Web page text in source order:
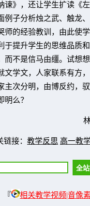
谏》，还让学生扩读《
例子分析烛之武、触龙
师的经验教训，由此使
于提升学生的思维品质
而不是信马由缰。试想
文学文，人家联系有方
主次分明，由博反约，
么？
链接： 教学反思 高一教
『 相关教学视频|音像